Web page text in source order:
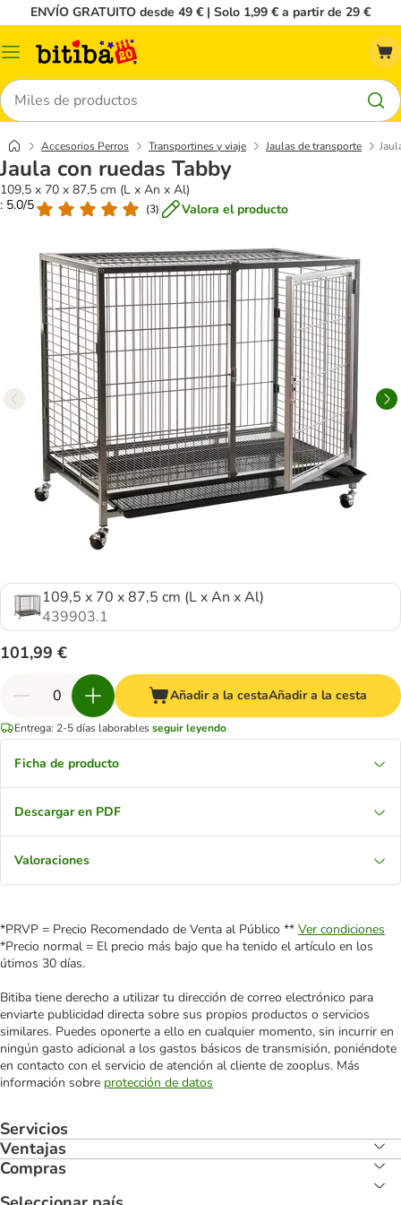
ENVÍO GRATUITO desde 49 € | Solo 1,99 € a partir de 29 €
Menú
Buscar
Accesorios Perros Transportines y viaje Jaulas de transporte
Jaula con ruedas Tabby
109,5 x 70 x 87,5 cm (L x An x Al)
: 5.0/5
(3) Valora el producto
109,5 x 70 x 87,5 cm (L x An x Al)
439903.1
101,99 €
Añadir a la cestaAñadir a la cesta
Entrega: 2-5 días laborablesseguir leyendo
Ficha de producto
Descargar en PDF
Valoraciones
*PRVP = Precio Recomendado de Venta al Público ** Ver condiciones
*Precio normal = El precio más bajo que ha tenido el artículo en los
útimos 30 días.
Bitiba tiene derecho a utilizar tu dirección de correo electrónico para
enviarte publicidad directa sobre sus propios productos o servicios
similares. Puedes oponerte a ello en cualquier momento, sin incurrir en
ningún gasto adicional a los gastos básicos de transmisión, poniéndote
en contacto con el servicio de atención al cliente de zooplus. Más
información sobre protección de datos
Servicios
Ventajas
Compras